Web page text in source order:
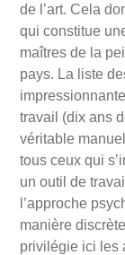
de l’art. Cela
qui constitue
maîtres de la
pays. La liste
travail (dix ans
véritable
tous ceux qui
un outil de
l’approche
manière
privilégie ici les